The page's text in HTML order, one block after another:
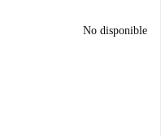
No disponible